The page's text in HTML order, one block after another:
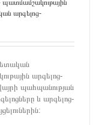
արգելոց-
արգելոց-
պահպանության
և արգելոց-